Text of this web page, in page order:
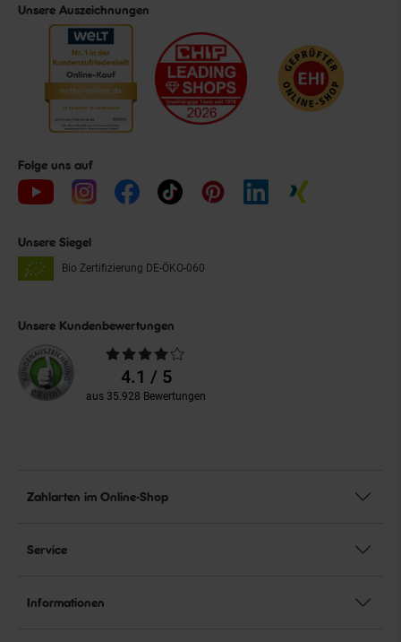
Unsere Auszeichnungen
Folge uns auf
Unsere Siegel
Bio Zertifizierung DE-ÖKO-060
Unsere Kundenbewertungen
Durchschnittliche
Bewertungen4.1 / 5
aus 35.928 Bewertungen
Zahlarten im Online-Shop
Service
Informationen